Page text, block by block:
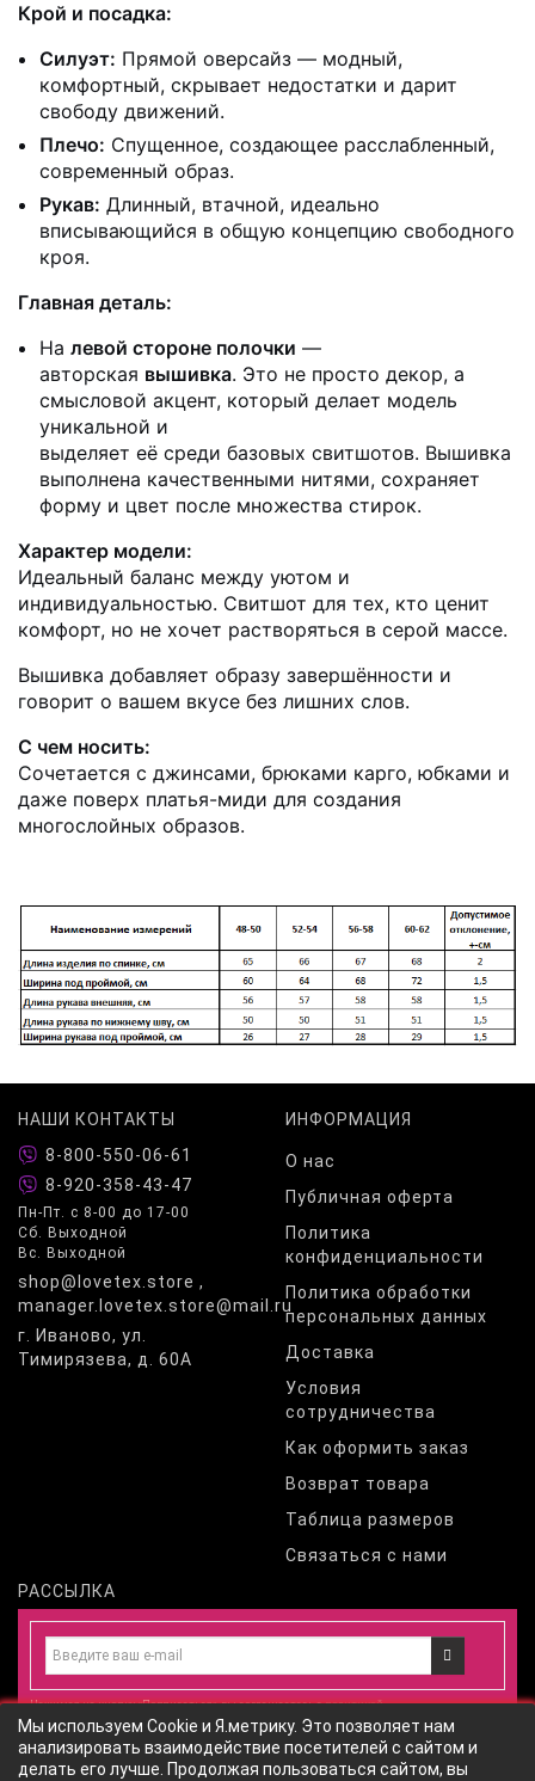
Крой и посадка:
Силуэт: Прямой оверсайз — модный,
комфортный, скрывает недостатки и дарит
свободу движений.
Плечо: Спущенное, создающее расслабленный,
современный образ.
Рукав: Длинный, втачной, идеально
вписывающийся в общую концепцию свободного
кроя.
Главная деталь:
На левой стороне полочки —
авторская вышивка. Это не просто декор, а
смысловой акцент, который делает модель
уникальной и
выделяет её среди базовых свитшотов. Вышивка
выполнена качественными нитями, сохраняет
форму и цвет после множества стирок.
Характер модели:
Идеальный баланс между уютом и
индивидуальностью. Свитшот для тех, кто ценит
комфорт, но не хочет растворяться в серой массе.
Вышивка добавляет образу завершённости и
говорит о вашем вкусе без лишних слов.
С чем носить:
Сочетается с джинсами, брюками карго, юбками и
даже поверх платья-миди для создания
многослойных образов.
НАШИ КОНТАКТЫ
8-800-550-06-61
8-920-358-43-47
Пн-Пт. с 8-00 до 17-00
Сб. Выходной
Вс. Выходной
shop@lovetex.store ,
manager.lovetex.store@mail.ru
г. Иваново, ул.
Тимирязева, д. 60А
ИНФОРМАЦИЯ
О нас
Публичная оферта
Политика
конфиденциальности
Политика обработки
персональных данных
Доставка
Условия
сотрудничества
Как оформить заказ
Возврат товара
Таблица размеров
Связаться с нами
РАССЫЛКА
Нажимая на кнопку «Подписаться», вы соглашаетесь сполитикой
конфиденциальности и даетесогласие на обработку персональных
данныхсогласно политики обработки персональных данныхсайта
Мы используем Cookie и Я.метрику. Это позволяет нам
анализировать взаимодействие посетителей с сайтом и
делать его лучше. Продолжая пользоваться сайтом, вы